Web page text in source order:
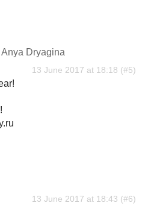
Dryagina
13 June 2017 at 18:18
13 June 2017 at 18:43